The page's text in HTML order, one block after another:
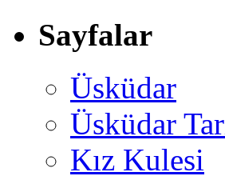
Sayfalar
Üsküdar
Üsküdar
Kız Kulesi